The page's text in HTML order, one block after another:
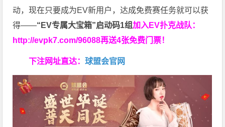
动，现在只要成为EV新用户，达成免费赛任务就可以获
得——“EV专属大宝箱”启动码1组加入EV扑克战队：
http://evpk7.com/96088再送4张免费门票！
下注网址直达：球盟会官网